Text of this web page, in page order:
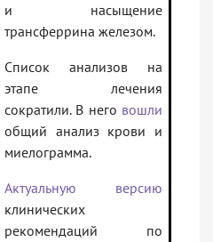
и насыщение
трансферрина железом.
Список анализов на
этапе лечения
сократили. В него вошли
общий анализ крови и
миелограмма.
Актуальную версию
клинических
рекомендаций по